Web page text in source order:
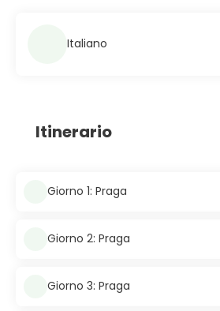
Italiano
Itinerario
Giorno 1: Praga
Giorno 2: Praga
Giorno 3: Praga